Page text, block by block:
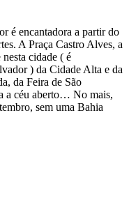
é encantadora a partir do
A Praça Castro Alves, a
cidade ( é
) da Cidade Alta e da
da Feira de São
a céu aberto… No mais,
sem uma Bahia